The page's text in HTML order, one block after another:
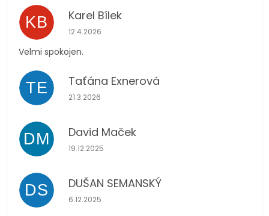
KB Karel Bílek
Hodnocení obchodu je 5 z 5 hvězdiček.
12.4.2026
Velmi spokojen.
TE Taťána Exnerová
Hodnocení obchodu je 5 z 5 hvězdiček.
21.3.2026
DM David Maček
Hodnocení obchodu je 5 z 5 hvězdiček.
19.12.2025
DS DUŠAN SEMANSKÝ
Hodnocení obchodu je 5 z 5 hvězdiček.
6.12.2025